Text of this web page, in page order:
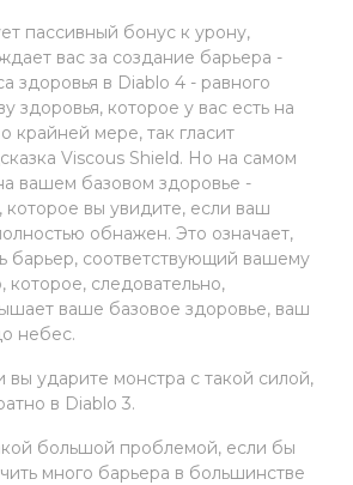
пассивный бонус к урону,
вас за создание барьера -
здоровья в Diablo 4 - равного
здоровья, которое у вас есть на
крайней мере, так гласит
Viscous Shield. Но на самом
вашем базовом здоровье -
вы увидите, если ваш
обнажен. Это означает,
барьер, соответствующий вашему
следовательно,
ваше базовое здоровье, ваш
небес.
вы ударите монстра с такой силой,
в Diablo 3.
большой проблемой, если бы
много барьера в большинстве